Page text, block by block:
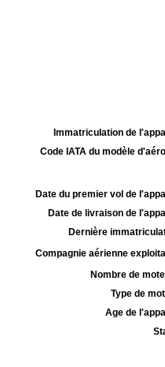
Immatriculation de
Code IATA du modèle
Date du premier vol de
Date de livraison de
Dernière
Compagnie aérienne
Nombre de
Type de
Age de